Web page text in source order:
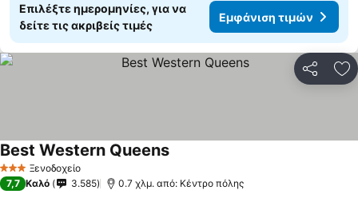
Επιλέξτε ημερομηνίες, για να
δείτε τις ακριβείς τιμές
Εμφάνιση τιμών
3 ΑστέριαΞενοδοχείο
Best Western QueensΕμφάνιση τιμών
7,7 Καλό 3.585 0.7 χλμ. από: Κέντρο πόλης